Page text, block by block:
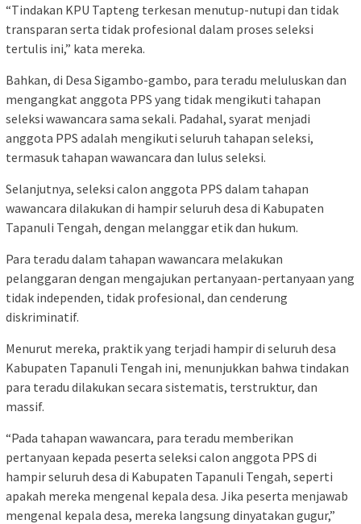
“Tindakan KPU Tapteng terkesan menutup-nutupi dan tidak
transparan serta tidak profesional dalam proses seleksi
tertulis ini,” kata mereka.
Bahkan, di Desa Sigambo-gambo, para teradu meluluskan dan
mengangkat anggota PPS yang tidak mengikuti tahapan
seleksi wawancara sama sekali. Padahal, syarat menjadi
anggota PPS adalah mengikuti seluruh tahapan seleksi,
termasuk tahapan wawancara dan lulus seleksi.
Selanjutnya, seleksi calon anggota PPS dalam tahapan
wawancara dilakukan di hampir seluruh desa di Kabupaten
Tapanuli Tengah, dengan melanggar etik dan hukum.
Para teradu dalam tahapan wawancara melakukan
pelanggaran dengan mengajukan pertanyaan-pertanyaan yang
tidak independen, tidak profesional, dan cenderung
diskriminatif.
Menurut mereka, praktik yang terjadi hampir di seluruh desa
Kabupaten Tapanuli Tengah ini, menunjukkan bahwa tindakan
para teradu dilakukan secara sistematis, terstruktur, dan
massif.
“Pada tahapan wawancara, para teradu memberikan
pertanyaan kepada peserta seleksi calon anggota PPS di
hampir seluruh desa di Kabupaten Tapanuli Tengah, seperti
apakah mereka mengenal kepala desa. Jika peserta menjawab
mengenal kepala desa, mereka langsung dinyatakan gugur,”